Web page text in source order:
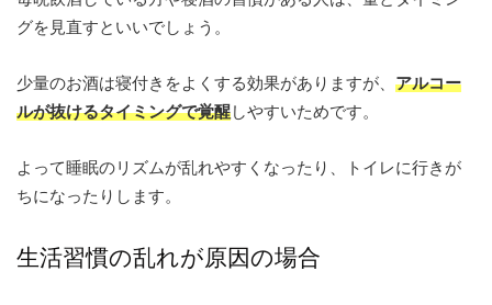
グを見直すといいでしょう。
少量のお酒は寝付きをよくする効果がありますが、 アルコー
ルが抜けるタイミングで覚醒しやすいためです。
よって睡眠のリズムが乱れやすくなったり、トイレに行きが
ちになったりします。
生活習慣の乱れが原因の場合